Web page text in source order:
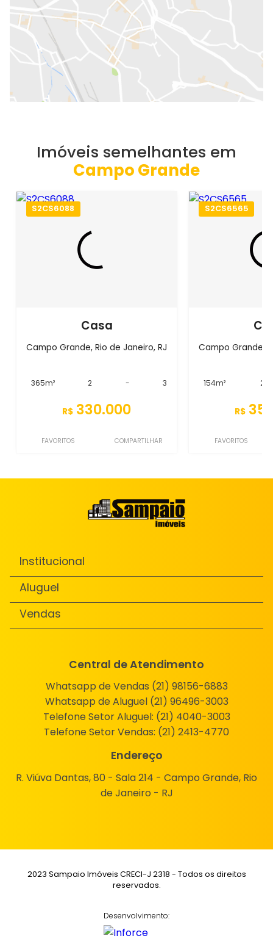
Imóveis semelhantes em
Campo Grande
S2CS6088
Casa
Campo Grande, Rio de Janeiro, RJ
365m² 2 - 3
R$ 330.000
FAVORITOS COMPARTILHAR
S2CS6565
Campo Grande,
154m² 2
R$
FAVORITOS
Institucional
Aluguel
Vendas
Central de Atendimento
Whatsapp de Vendas (21) 98156-6883
Whatsapp de Aluguel (21) 96496-3003
Telefone Setor Aluguel: (21) 4040-3003
Telefone Setor Vendas: (21) 2413-4770
Endereço
R. Viúva Dantas, 80 - Sala 214 - Campo Grande, Rio
de Janeiro - RJ
2023 Sampaio Imóveis CRECI-J 2318 - Todos os direitos
reservados.
Desenvolvimento: